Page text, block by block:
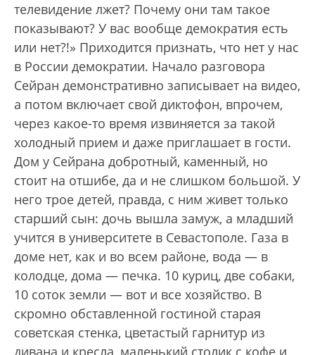
телевидение лжет? Почему они там такое
показывают? У вас вообще демократия есть
или нет?!» Приходится признать, что нет у нас
в России демократии. Начало разговора
Сейран демонстративно записывает на видео,
а потом включает свой диктофон, впрочем,
через какое-то время извиняется за такой
холодный прием и даже приглашает в гости.
Дом у Сейрана добротный, каменный, но
стоит на отшибе, да и не слишком большой. У
него трое детей, правда, с ним живет только
старший сын: дочь вышла замуж, а младший
учится в университете в Севастополе. Газа в
доме нет, как и во всем районе, вода — в
колодце, дома — печка. 10 куриц, две собаки,
10 соток земли — вот и все хозяйство. В
скромно обставленной гостиной старая
советская стенка, цветастый гарнитур из